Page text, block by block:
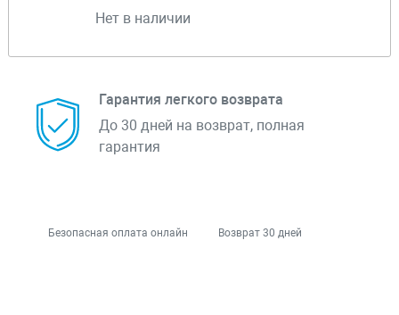
Нет в наличии
Гарантия легкого возврата
До 30 дней на возврат, полная
гарантия
Безопасная оплата онлайн Возврат 30 дней